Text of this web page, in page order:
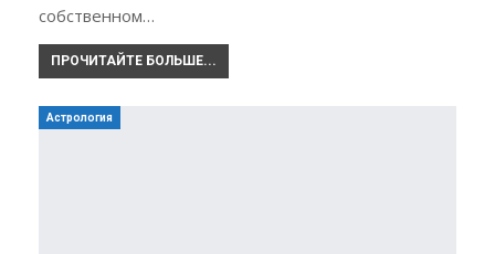
собственном…
ПРОЧИТАЙТЕ БОЛЬШЕ...
Астрология